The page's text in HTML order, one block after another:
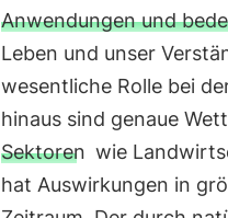
Anwendungen und
Leben und unser
wesentliche Rolle bei
hinaus sind genaue
Sektoren wie
hat Auswirkungen in